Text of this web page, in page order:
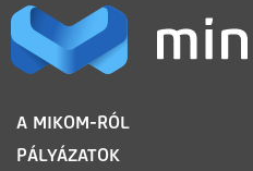
LÁBLÉC
A MIKOM-RÓL
PÁLYÁZATOK